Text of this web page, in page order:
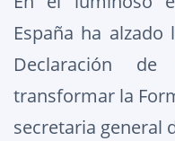
España ha
Declaración
transformar la
secretaria general